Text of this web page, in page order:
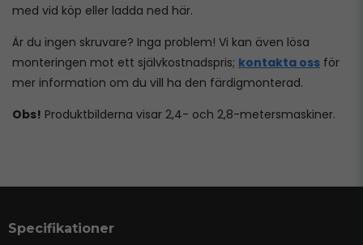
med vid köp eller ladda ned här.
Är du ingen skruvare? Inga problem! Vi kan även lösa
monteringen mot ett självkostnadspris; kontakta oss för
mer information om du vill ha den färdigmonterad.
Obs! Produktbilderna visar 2,4- och 2,8-metersmaskiner.
Specifikationer